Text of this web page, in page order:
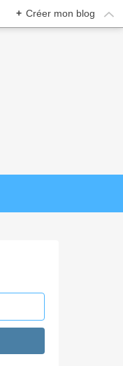
+ Créer mon blog